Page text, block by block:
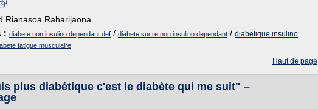
Rianasoa Raharijaona
: diabete non insulino dependant def / diabete sucre non insulino dependant / diabetique insulino
fatigue musculaire
Haut de page
plus diabétique c'est le diabète qui me suit" –